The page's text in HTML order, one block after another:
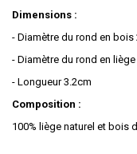
Dimensions :
- Diamètre du rond en bois
- Diamètre du rond en liège
- Longueur 3.2cm
Composition :
100% liège naturel et bois